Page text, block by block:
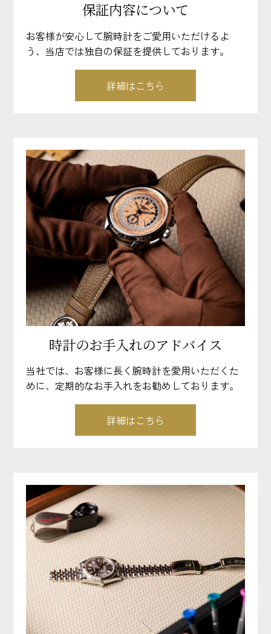
保証内容について
お客様が安心して腕時計をご愛用いただけるよ
う、当店では独自の保証を提供しております。
詳細はこちら
時計のお手入れのアドバイス
当社では、お客様に長く腕時計を愛用いただくた
めに、定期的なお手入れをお勧めしております。
詳細はこちら